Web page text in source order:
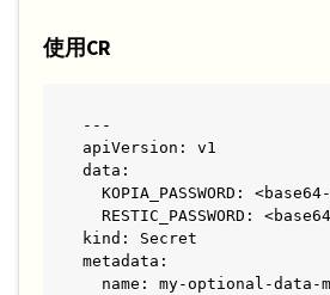
使用CR
---
apiVersion: v1
data:
KOPIA_PASSWORD:
RESTIC_PASSWORD:
kind: Secret
metadata:
name: my-optional-data-